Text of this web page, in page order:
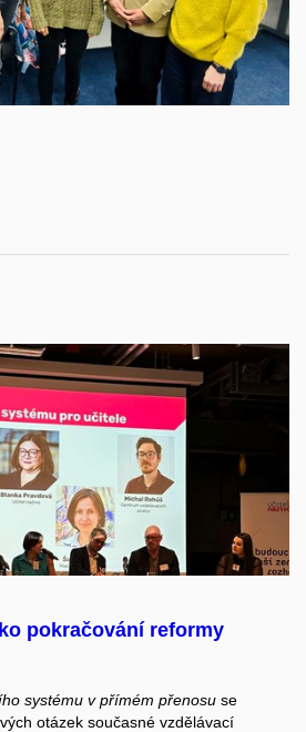
pokračování reformy
systému v přímém přenosu se
otázek současné vzdělávací